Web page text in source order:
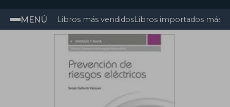
MENÚ Libros más vendidosLibros importados más